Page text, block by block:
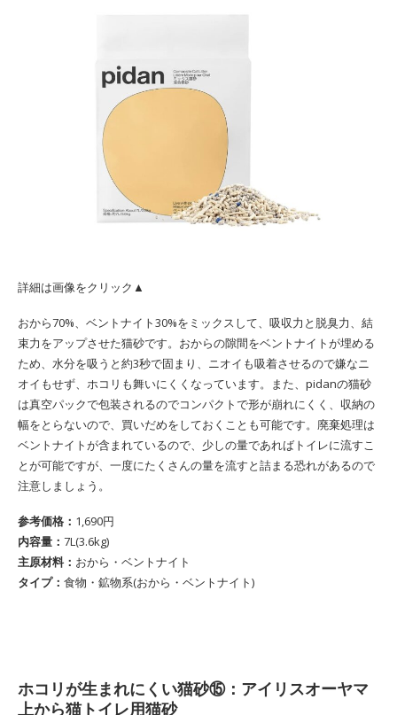
詳細は画像をクリック▲
おから70%、ベントナイト30%をミックスして、吸収力と脱臭力、結
束力をアップさせた猫砂です。おからの隙間をベントナイトが埋める
ため、水分を吸うと約3秒で固まり、ニオイも吸着させるので嫌なニ
オイもせず、ホコリも舞いにくくなっています。また、pidanの猫砂
は真空パックで包装されるのでコンパクトで形が崩れにくく、収納の
幅をとらないので、買いだめをしておくことも可能です。廃棄処理は
ベントナイトが含まれているので、少しの量であればトイレに流すこ
とが可能ですが、一度にたくさんの量を流すと詰まる恐れがあるので
注意しましょう。
参考価格： 1,690円
内容量： 7L(3.6kg)
主原材料： おから・ベントナイト
タイプ： 食物・鉱物系(おから・ベントナイト)
ホコリが生まれにくい猫砂⑮：アイリスオーヤマ
上から猫トイレ用猫砂